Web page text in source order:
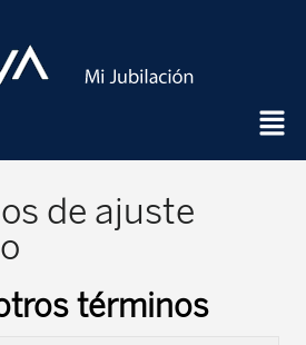
de ajuste
términos